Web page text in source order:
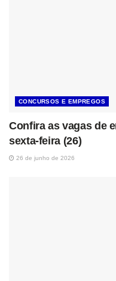
CONCURSOS E EMPREGOS
Confira as vagas de
sexta-feira (26)
26 de junho de 2026